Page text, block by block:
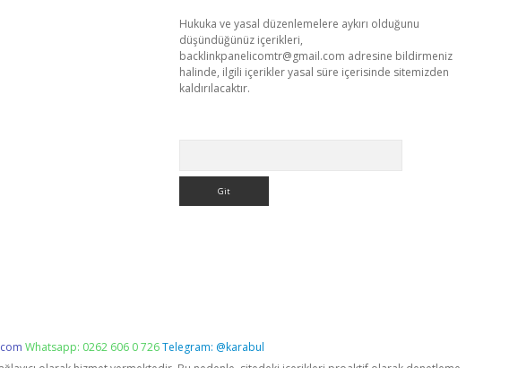
Hukuka ve yasal düzenlemelere aykırı olduğunu
düşündüğünüz içerikleri,
backlinkpanelicomtr@gmail.com adresine bildirmeniz
halinde, ilgili içerikler yasal süre içerisinde sitemizden
kaldırılacaktır.
Whatsapp: 0262 606 0 726Telegram: @karabul